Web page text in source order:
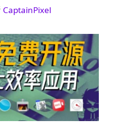
CaptainPixel